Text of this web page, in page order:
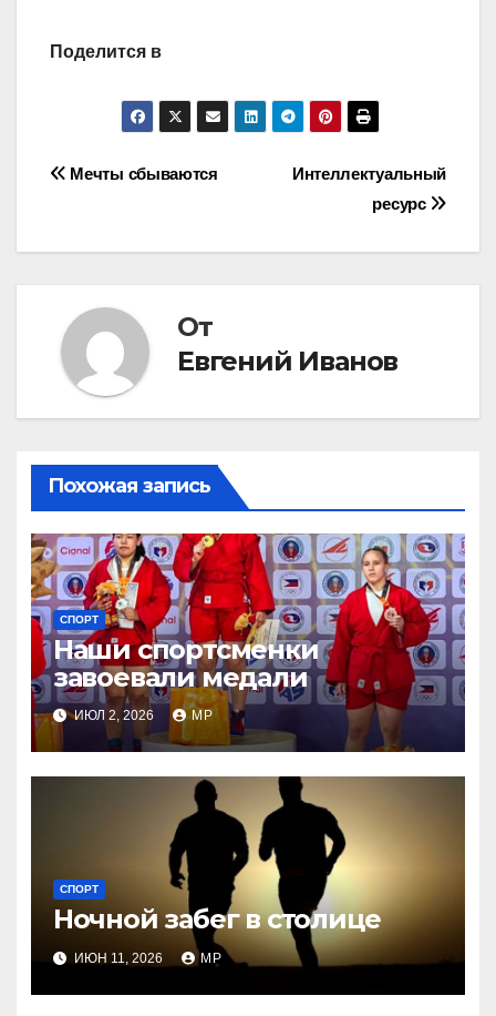
Поделится в
Навигация
Интеллектуальный
ресурс
Мечты сбываются
От
Евгений Иванов
Похожая запись
СПОРТ
Наши спортсменки
завоевали медали
ИЮЛ 2, 2026 MP
СПОРТ
Ночной забег в столице
ИЮН 11, 2026 MP